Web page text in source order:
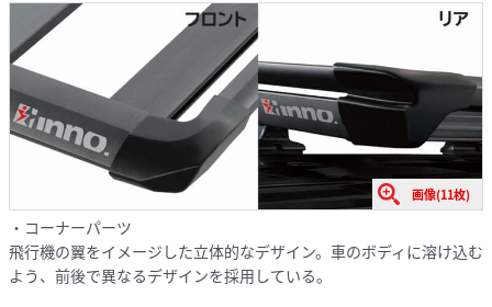
画像(11枚)
・コーナーパーツ
飛行機の翼をイメージした立体的なデザイン。車のボディに溶け込む
よう、前後で異なるデザインを採用している。